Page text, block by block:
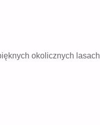
okolicznych lasach